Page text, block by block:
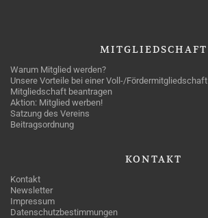
MITGLIEDSCHAFT
Warum Mitglied werden?
Unsere Vorteile bei einer Voll-/Fördermitgliedschaft
Mitgliedschaft beantragen
Aktion: Mitglied werben!
Satzung des Vereins
Beitragsordnung
KONTAKT
Kontakt
Newsletter
Impressum
Datenschutzbestimmungen